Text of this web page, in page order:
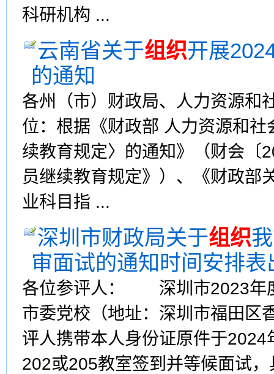
科研机构 ...
云南省关于组织开展
的通知
各州（市）财政局、人力资源和
位：根据《财政部 人力资源和
续教育规定〉的通知》（财会〔
员继续教育规定》）、《财政部
业科目指 ...
深圳市财政局关于组织
审面试的通知时间安排表
各位参评人： 深圳市2023年
市委党校（地址：深圳市福田区
评人携带本人身份证原件于
202或205教室签到并等候面试